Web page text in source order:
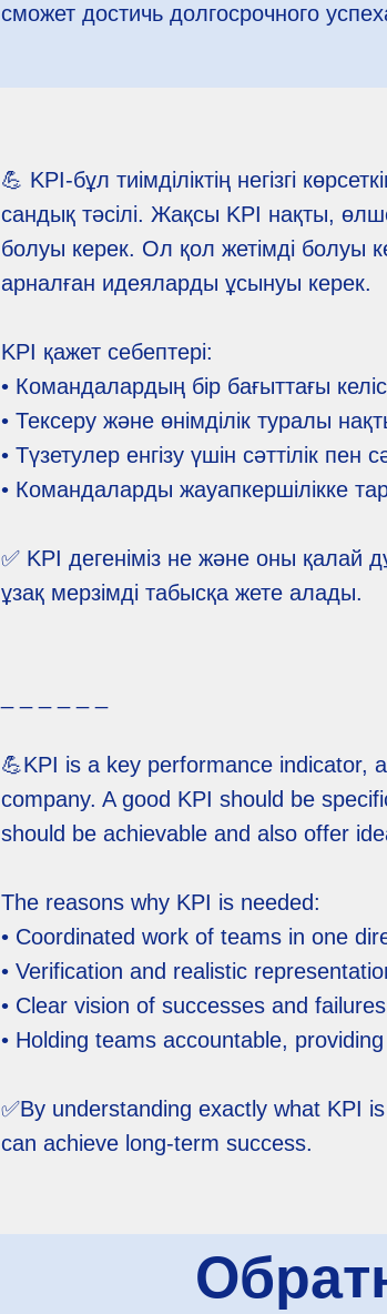
сможет достичь долгосрочного
💪 KPI-бұл тиімділіктің негізгі
сандық тәсілі. Жақсы KPI нақты,
болуы керек. Ол қол жетімді болуы
арналған идеяларды ұсынуы керек.
KPI қажет себептері:
• Командалардың бір бағыттағы
• Тексеру және өнімділік туралы
• Түзетулер енгізу үшін сәттілік пен
• Командаларды жауапкершілікке
✅️ KPI дегеніміз не және оны қалай
ұзақ мерзімді табысқа жете алады.
💪KPI is a key performance indicator,
company. A good KPI should be
should be achievable and also offer
The reasons why KPI is needed:
• Coordinated work of teams in one
• Verification and realistic
• Clear vision of successes and
• Holding teams accountable,
✅️By understanding exactly what KPI
can achieve long-term success.